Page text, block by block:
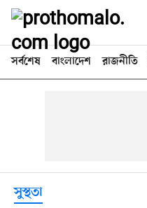
সর্বশেষ বাংলাদেশ রাজনীতি
সুস্থতা